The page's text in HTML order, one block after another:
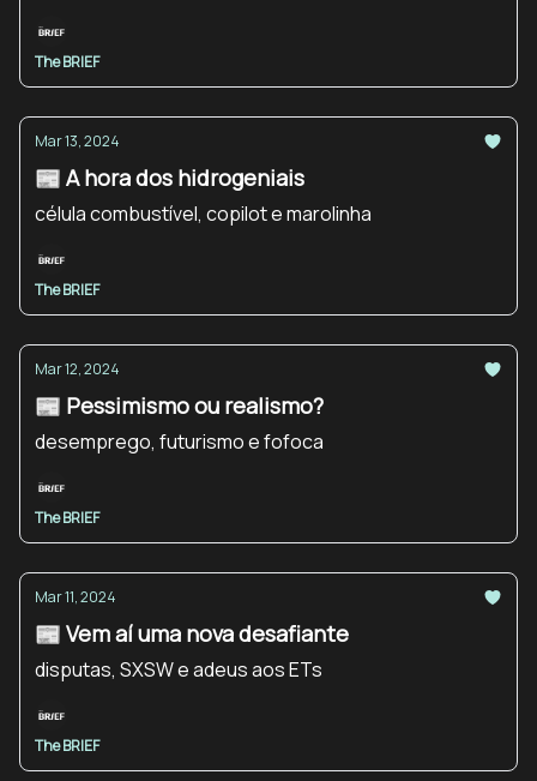
The BRIEF
Mar 13, 2024
📰 A hora dos hidrogeniais
célula combustível, copilot e marolinha
The BRIEF
Mar 12, 2024
📰 Pessimismo ou realismo?
desemprego, futurismo e fofoca
The BRIEF
Mar 11, 2024
📰 Vem aí uma nova desafiante
disputas, SXSW e adeus aos ETs
The BRIEF